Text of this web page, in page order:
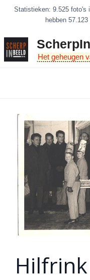
inhoud
Statistieken: 9.525 foto's
hebben
Het geheugen